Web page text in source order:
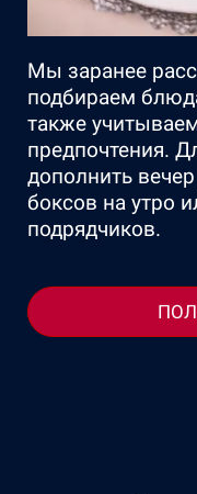
Мы заранее
подбираем
также
предпочтения.
дополнить
боксов на утро
подрядчиков.